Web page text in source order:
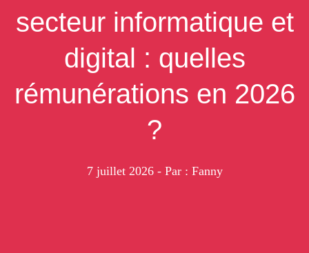
secteur informatique et
digital : quelles
rémunérations en 2026
?
7 juillet 2026 - Par : Fanny